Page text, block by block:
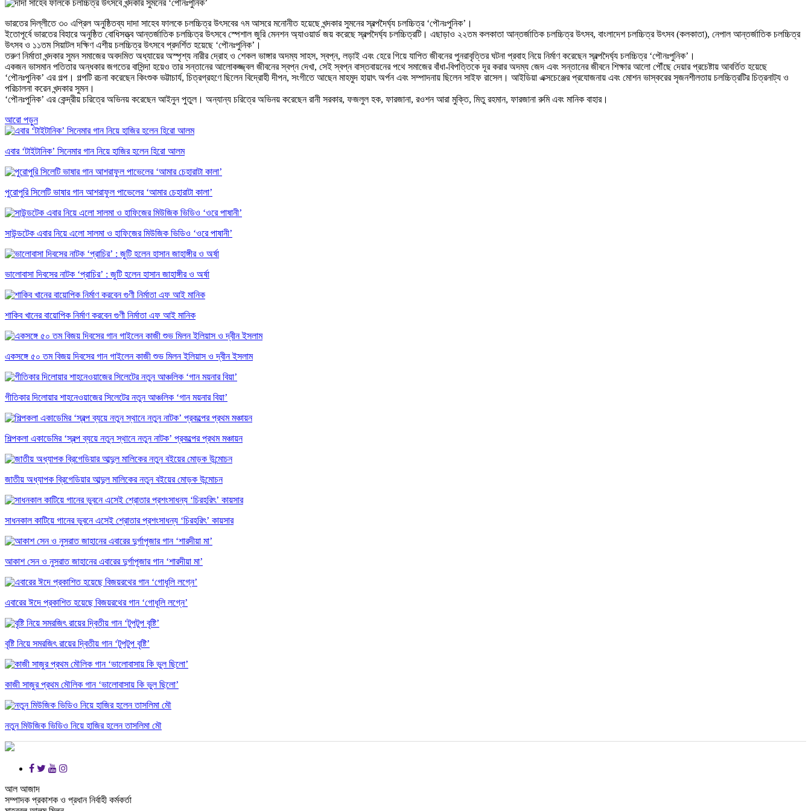
ভারতের দিল্লীতে ৩০ এপ্রিল অনুষ্ঠিতব্য দাদা সাহেব ফালকে চলচ্চিত্র উৎসবের ৭ম আসরে মনোনীত হয়েছে খন্দকার সুমনের স্বল্পদৈর্ঘ্য চলচ্চিত্র ‘পৌনঃপুনিক’।
ইতোপূর্বে ভারতের বিহারে অনুষ্ঠিত বোধিসত্ত্ব আন্তর্জাতিক চলচ্চিত্র উৎসবে স্পেশাল জুরি মেনশন অ্যাওয়ার্ড জয় করেছে স্বল্পদৈর্ঘ্য চলচ্চিত্রটি। এছাড়াও ২২তম কলকাতা আন্তর্জাতিক চলচ্চিত্র উৎসব, বাংলাদেশ চলচ্চিত্র উৎসব (কলকাতা), নেপাল আন্তর্জাতিক চলচ্চিত্র
উৎসব ও ১১তম সিয়াটল দক্ষিণ এশীয় চলচ্চিত্র উৎসবে প্রদর্শিত হয়েছে ‘পৌনঃপুনিক’।
তরুণ নির্মাতা খন্দকার সুমন সমাজের অবদমিত অধ্যায়ের অস্পৃশ্য নারীর দ্রোহ ও শেকল ভাঙ্গার অদম্য সাহস, স্বপ্ন, লড়াই এবং হেরে গিয়ে যাপিত জীবনের পুনরাবৃত্তির ঘটনা প্রবাহ নিয়ে নির্মাণ করেছেন স্বল্পদৈর্ঘ্য চলচ্চিত্র ‘পৌনঃপুনিক’।
একজন ভাসমান পতিতার অন্ধকার জগতের বাসিন্দা হয়েও তার সন্তানের আলোকজ্জ্বল জীবনের স্বপ্ন দেখা, সেই স্বপ্ন বাস্তবায়নের পথে সমাজের বাঁধা-বিপত্তিকে দূর করার অদম্য জেদ এবং সন্তানের জীবনে শিক্ষার আলো পৌঁছে দেয়ার প্রচেষ্টায় আবর্তিত হয়েছে
‘পৌনঃপুনিক’ এর গল্প। গল্পটি রচনা করেছেন কিংশুক ভট্টাচার্য, চিত্রগ্রহণে ছিলেন বিদ্রোহী দীপন, সংগীতে আছেন মাহমুদ হায়াৎ অর্পন এবং সম্পাদনায় ছিলেন সাইফ রাসেল। আইডিয়া এক্সচেঞ্জের প্রযোজনায় এবং মোশন ভাস্করের সৃজনশীলতায় চলচ্চিত্রটির চিত্রনাট্য ও
পরিচালনা করেন খন্দকার সুমন।
‘পৌনঃপুনিক’ এর কেন্দ্রীয় চরিত্রে অভিনয় করেছেন আইনুন পুতুল। অন্যান্য চরিত্রে অভিনয় করেছেন রানী সরকার, ফজলুল হক, ফারজানা, রওশন আরা মুক্তি, মিতু রহমান, ফারজানা রুমি এবং মানিক বাহার।
আরো পড়ুন
এবার ‘টাইটানিক’ সিনেমার গান নিয়ে হাজির হলেন হিরো আলম
পুরোপুরি সিলেটি ভাষার গান আশরাফুল পাভেলের ‘আমার চেহারাটা কালা’
সাউন্ডটেক এবার নিয়ে এলো সালমা ও হাফিজের মিউজিক ভিডিও ‘ওরে পাষানী’
ভালোবাসা দিবসের নাটক ‘প্রাচির’ : জুটি হলেন হাসান জাহাঙ্গীর ও অর্ষা
শাকিব খানের বায়োপিক নির্মাণ করবেন গুণী নির্মাতা এফ আই মানিক
একসঙ্গে ৫০ তম বিজয় দিবসের গান গাইলেন কাজী শুভ মিলন ইলিয়াস ও দ্বীন ইসলাম
গীতিকার দিলোয়ার শাহনেওয়াজের সিলেটের নতুন আঞ্চলিক ‘গান ময়নার বিয়া’
শিল্পকলা একাডেমির ‘স্বল্প ব্যয়ে নতুন স্থানে নতুন নাটক’ প্রকল্পের প্রথম মঞ্চায়ন
জাতীয় অধ্যাপক ব্রিগেডিয়ার আব্দুল মালিকের নতুন বইয়ের মোড়ক উন্মোচন
সাধনকাল কাটিয়ে গানের ভুবনে এসেই শ্রোতার প্রশংসাধন্য ‘চিরহরিৎ’ কায়সার
আকাশ সেন ও নুসরাত জাহানের এবারের দুর্গাপূজার গান ‘শারদীয়া মা’
এবারের ঈদে প্রকাশিত হয়েছে বিজয়রথের গান ‘গোধূলি লগ্নে’
বৃষ্টি নিয়ে সমরজিৎ রায়ের দ্বিতীয় গান ‘টুপটুপ বৃষ্টি’
কাজী সাজুর প্রথম মৌলিক গান ‘ভালোবাসায় কি ভুল ছিলো’
নতুন মিউজিক ভিডিও নিয়ে হাজির হলেন তাসলিমা মৌ
আল আজাদ
সম্পাদক প্রকাশক ও প্রধান নির্বাহী কর্মকর্তা